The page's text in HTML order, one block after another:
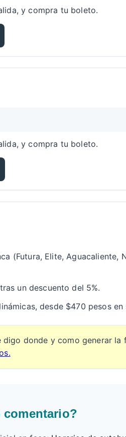
y compra tu boleto.
y compra tu boleto.
(Futura, Elite, Aguacaliente,
un descuento del 5%.
desde $470 pesos en
digo donde y como generar la
comentario?